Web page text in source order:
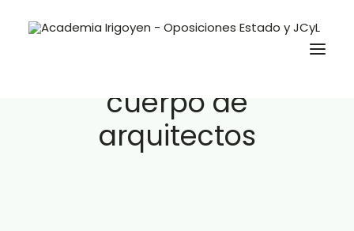
cuerpo de
arquitectos